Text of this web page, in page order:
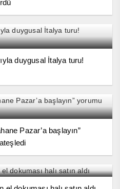
duygusal İtalya turu!
Pazar’a başlayın”